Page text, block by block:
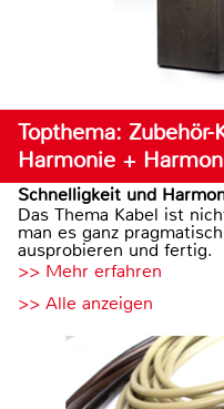
Topthema: Zubehör-
Harmonie +
Schnelligkeit und
Das Thema Kabel ist
man es ganz
ausprobieren und fertig.
>> Mehr erfahren
>> Alle anzeigen